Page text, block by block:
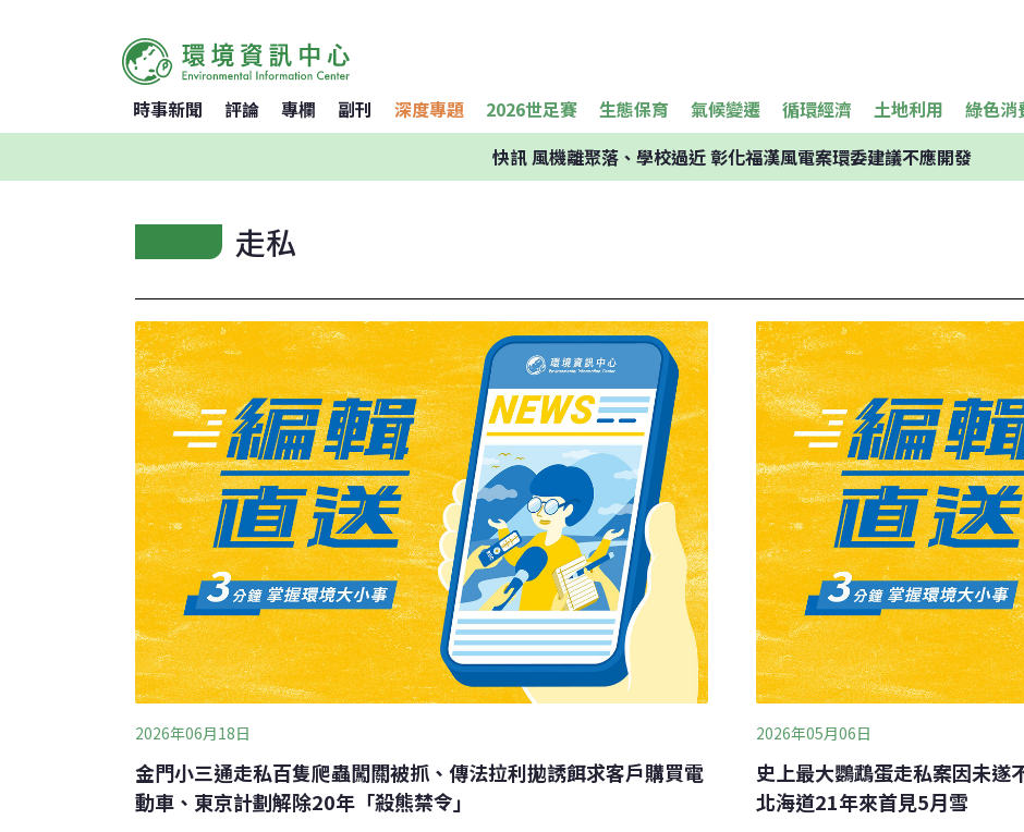
時事新聞 評論 專欄 副刊 深度專題 2026世足賽 生態保育 氣候變遷 循環經濟 土地利用 綠色消
快訊風機離聚落、學校過近 彰化福漢風電案環委建議不應開發
走私
2026年06月18日
金門小三通走私百隻爬蟲闖關被抓、傳法拉利拋誘餌求客戶購買電
動車、東京計劃解除20年「殺熊禁令」
2026年05月06日
史上最大鸚鵡蛋走私案因未遂
北海道21年來首見5月雪